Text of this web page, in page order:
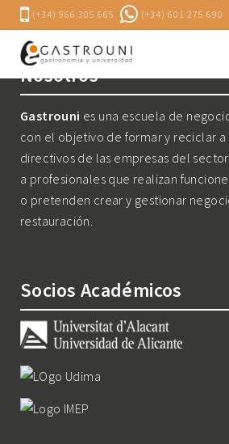
(+34) 966 305 665 (+34) 601 275 690
Nosotros
Gastrouni es una escuela de
con el objetivo de formar y reciclar a
directivos de las empresas del sector
a profesionales que realizan
o pretenden crear y gestionar
restauración.
Socios Académicos